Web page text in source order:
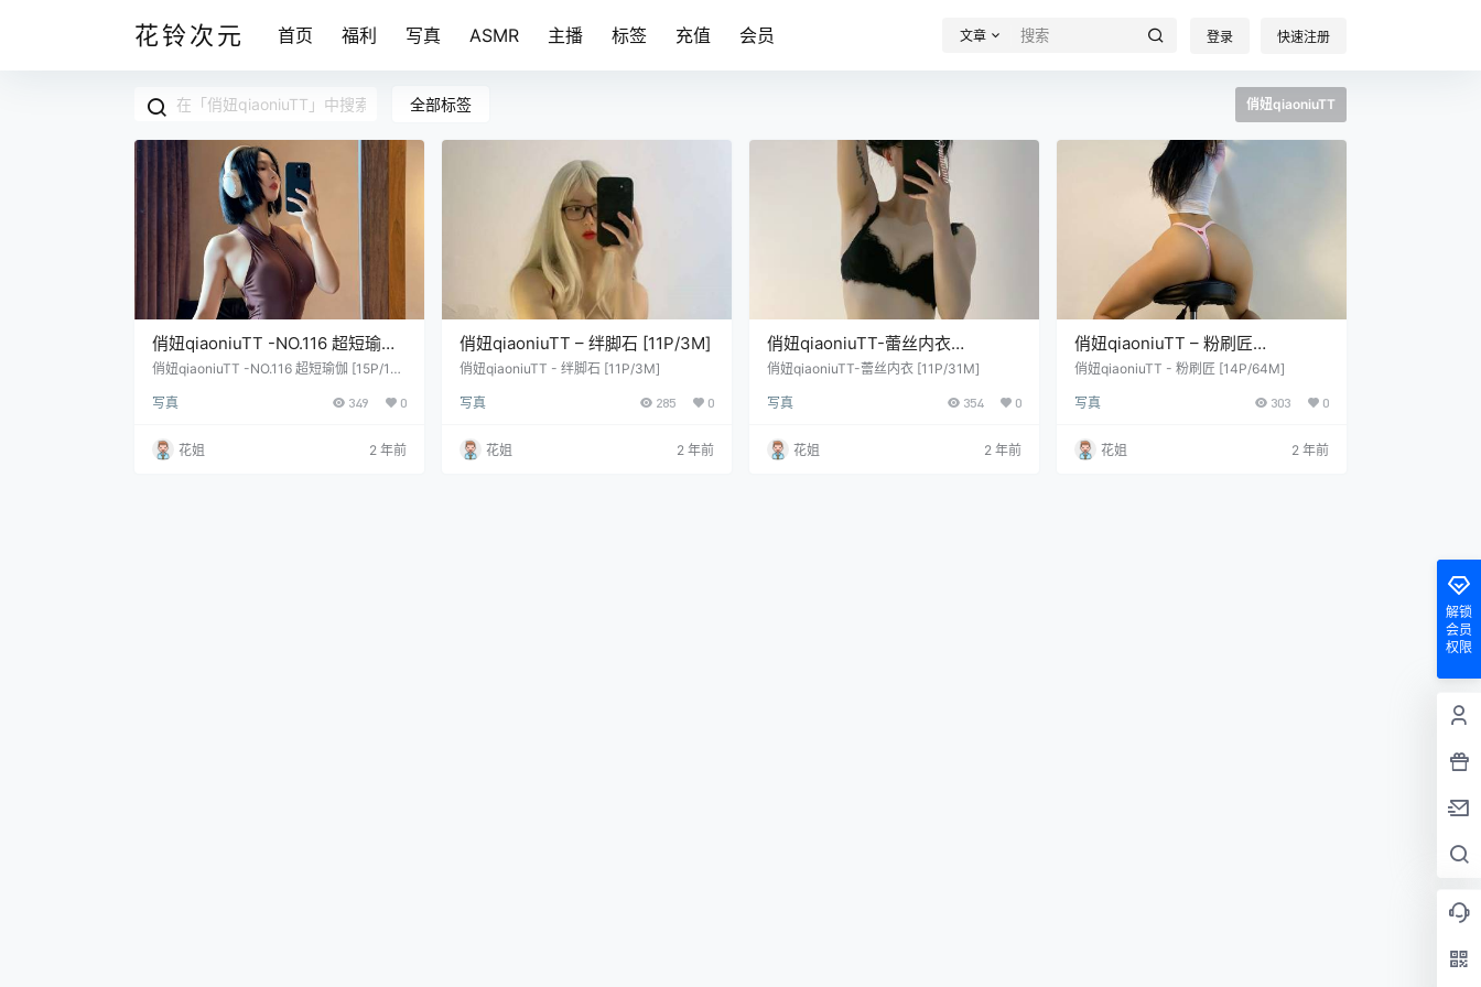
花铃次元 首页 福利 写真 ASMR 主播 标签 充值 会员 文章 登录 快速注册
全部标签 俏妞qiaoniuTT
俏妞qiaoniuTT -NO.116 超短瑜伽
[15P/17.7M]
俏妞qiaoniuTT -NO.116 超短瑜伽 [15P/17.
写真
349 0
花姐 2 年前
俏妞qiaoniuTT – 绊脚石 [11P/3M]
俏妞qiaoniuTT - 绊脚石 [11P/3M]
写真 285 0
花姐 2 年前
俏妞qiaoniuTT-蕾丝内衣
[11P/31M]
俏妞qiaoniuTT-蕾丝内衣 [11P/31M]
写真 354 0
花姐 2 年前
俏妞qiaoniuTT – 粉刷匠
[14P/64M]
俏妞qiaoniuTT - 粉刷匠 [14P/64M]
写真 303 0
花姐 2 年前
解锁
会员
权限